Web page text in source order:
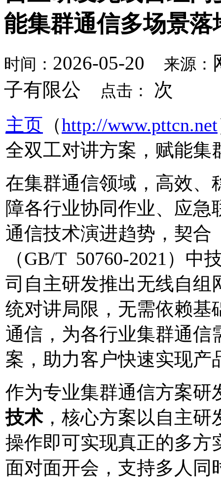
能集群通信多场景落
时间： 2026-05-20 来源：
子有限公
点击： 次
主页 （http://www.pttcn.net
全双工对讲方案，赋能集
在集群通信领域，高效、
障各行业协同作业、应急
通信技术演进趋势，契合
（GB/T 50760-2021）
司自主研发推出无线自组
统对讲局限，无需依赖基
通信，为各行业集群通信
案，助力客户快速实现产
作为专业集群通信方案研
技术，核心方案以自主研
操作即可实现真正的多方
面对面开会，支持多人同